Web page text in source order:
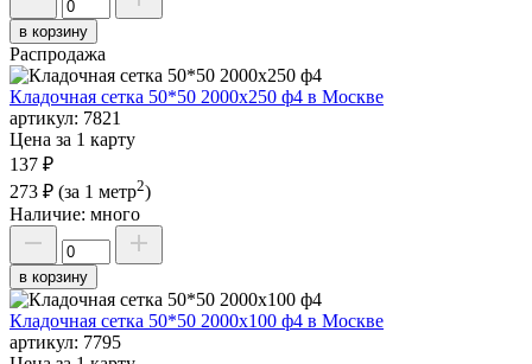
в корзину
Распродажа
Кладочная сетка 50*50 2000х250 ф4 в Москве
артикул: 7821
Цена за 1 карту
137 ₽
273 ₽ (за 1 метр2)
Наличие: много
в корзину
Кладочная сетка 50*50 2000х100 ф4 в Москве
артикул: 7795